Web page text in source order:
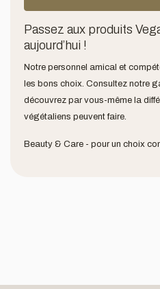
Passez aux produits
aujourd’hui !
Notre personnel amical et
les bons choix. Consultez notre
découvrez par vous-même la
végétaliens peuvent faire.
Beauty & Care - pour un choix